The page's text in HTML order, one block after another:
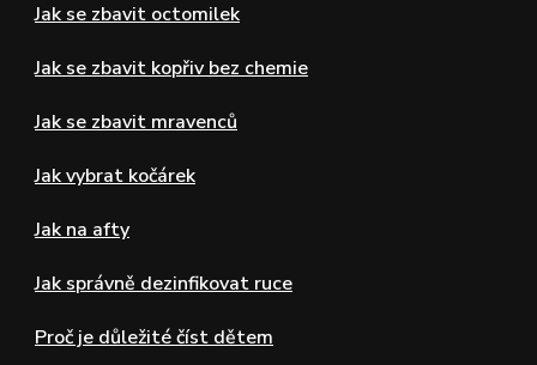
Jak se zbavit octomilek
Jak se zbavit kopřiv bez chemie
Jak se zbavit mravenců
Jak vybrat kočárek
Jak na afty
Jak správně dezinfikovat ruce
Proč je důležité číst dětem